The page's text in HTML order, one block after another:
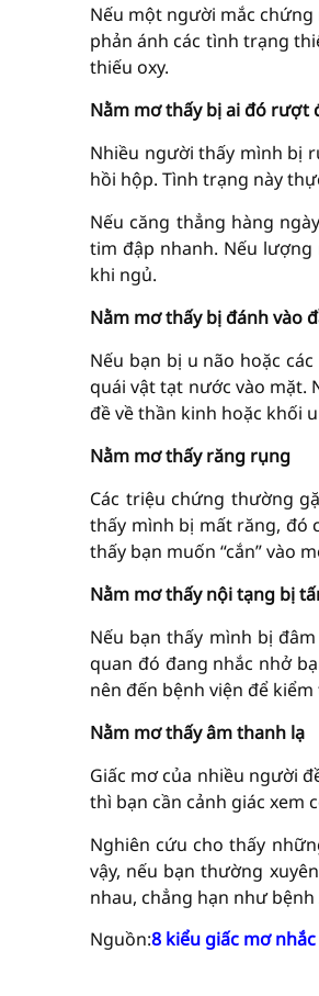
Nếu một người mắc
phản ánh các tình trạng
thiếu oxy.
Nằm mơ thấy bị ai đó rượt
Nhiều người thấy mình bị
hồi hộp. Tình trạng này
Nếu căng thẳng hàng
tim đập nhanh. Nếu
khi ngủ.
Nằm mơ thấy bị đánh vào
Nếu bạn bị u não hoặc
quái vật tạt nước vào mặt.
đề về thần kinh hoặc khối
Nằm mơ thấy răng rụng
Các triệu chứng thường
thấy mình bị mất răng, đó
thấy bạn muốn “cắn” vào
Nằm mơ thấy nội tạng bị
Nếu bạn thấy mình bị
quan đó đang nhắc nhở
nên đến bệnh viện để kiểm
Nằm mơ thấy âm thanh lạ
Giấc mơ của nhiều người
thì bạn cần cảnh giác xem
Nghiên cứu cho thấy
vậy, nếu bạn thường
nhau, chẳng hạn như bệnh
Nguồn:8 kiểu giấc mơ